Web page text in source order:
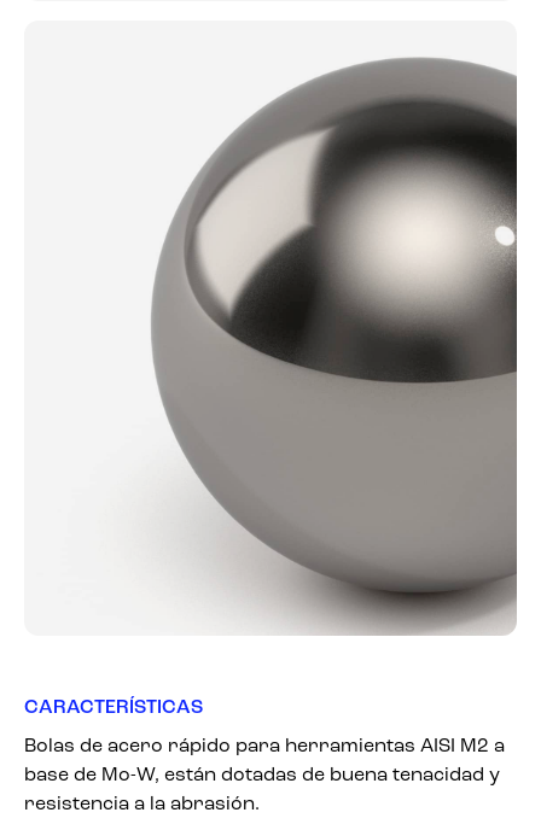
CARACTERÍSTICAS
Bolas de acero rápido para herramientas AISI M2 a
base de Mo-W, están dotadas de buena tenacidad y
resistencia a la abrasión.